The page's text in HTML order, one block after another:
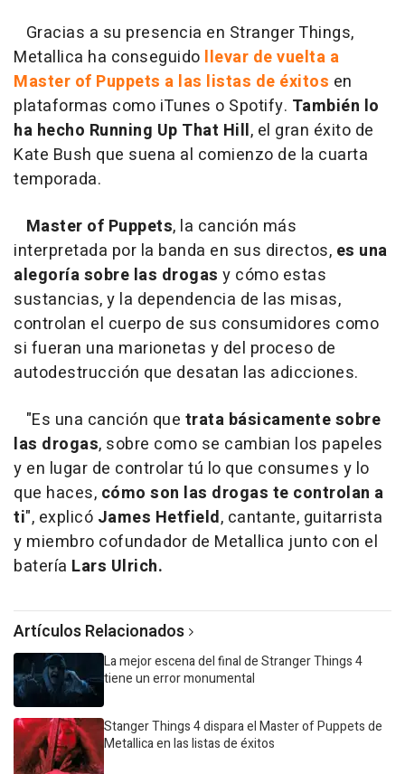
Gracias a su presencia en Stranger Things,
Metallica ha conseguido llevar de vuelta a
Master of Puppets a las listas de éxitos en
plataformas como iTunes o Spotify. También lo
ha hecho Running Up That Hill, el gran éxito de
Kate Bush que suena al comienzo de la cuarta
temporada.
Master of Puppets, la canción más
interpretada por la banda en sus directos, es una
alegoría sobre las drogas y cómo estas
sustancias, y la dependencia de las misas,
controlan el cuerpo de sus consumidores como
si fueran una marionetas y del proceso de
autodestrucción que desatan las adicciones.
"Es una canción que trata básicamente sobre
las drogas, sobre como se cambian los papeles
y en lugar de controlar tú lo que consumes y lo
que haces, cómo son las drogas te controlan a
ti", explicó James Hetfield, cantante, guitarrista
y miembro cofundador de Metallica junto con el
batería Lars Ulrich.
Artículos Relacionados
La mejor escena del final de Stranger Things 4
tiene un error monumental
Stanger Things 4 dispara el Master of Puppets de
Metallica en las listas de éxitos